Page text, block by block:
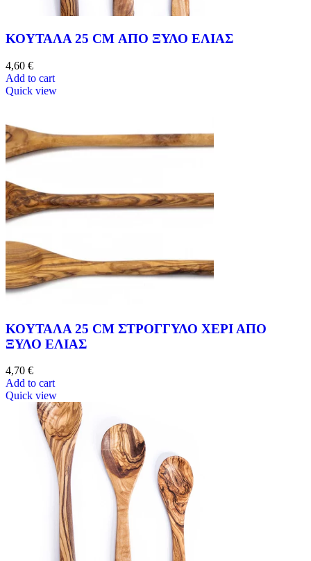
ΚΟΥΤΑΛΑ 25 CM ΑΠΟ ΞΥΛΟ ΕΛΙΑΣ
4,60 €
Add to cart
Quick view
ΚΟΥΤΑΛΑ 25 CM ΣΤΡΟΓΓΥΛΟ ΧΕΡΙ ΑΠΟ
ΞΥΛΟ ΕΛΙΑΣ
4,70 €
Add to cart
Quick view